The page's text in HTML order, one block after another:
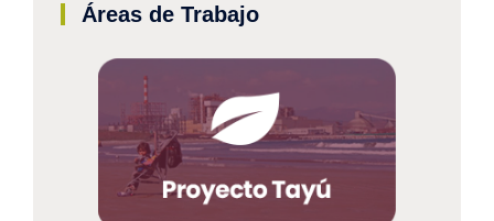
Áreas de Trabajo